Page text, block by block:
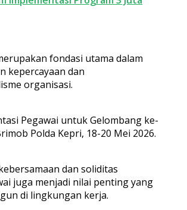
fondasi utama dalam
kepercayaan dan
organisasi.
Pegawai untuk Gelombang ke-
Polda Kepri, 18-20 Mei 2026.
dan soliditas
juga menjadi nilai penting yang
di lingkungan kerja.